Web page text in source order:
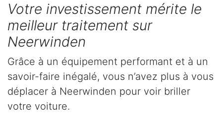
Votre investissement mérite le
meilleur traitement sur
Neerwinden
Grâce à un équipement performant et à un
savoir-faire inégalé, vous n’avez plus à vous
déplacer à Neerwinden pour voir briller
votre voiture.